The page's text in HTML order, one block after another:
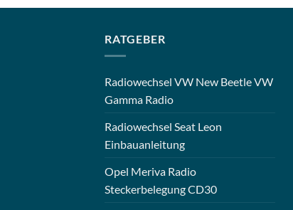
RATGEBER
Radiowechsel VW New Beetle VW
Gamma Radio
Radiowechsel Seat Leon
Einbauanleitung
Opel Meriva Radio
Steckerbelegung CD30